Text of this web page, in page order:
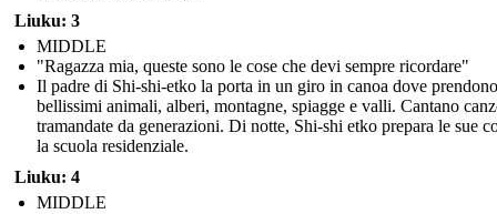
Liuku: 3
MIDDLE
"Ragazza mia, queste sono le cose che devi sempre ricordare"
Il padre di Shi-shi-etko la porta in un giro in canoa dove
bellissimi animali, alberi, montagne, spiagge e valli. Cantano
tramandate da generazioni. Di notte, Shi-shi etko prepara le sue
la scuola residenziale.
Liuku: 4
MIDDLE